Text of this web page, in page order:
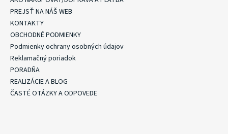
PREJSŤ NA NÁŠ WEB
KONTAKTY
OBCHODNÉ PODMIENKY
Podmienky ochrany osobných údajov
Reklamačný poriadok
PORADŇA
REALIZÁCIE A BLOG
ČASTÉ OTÁZKY A ODPOVEDE